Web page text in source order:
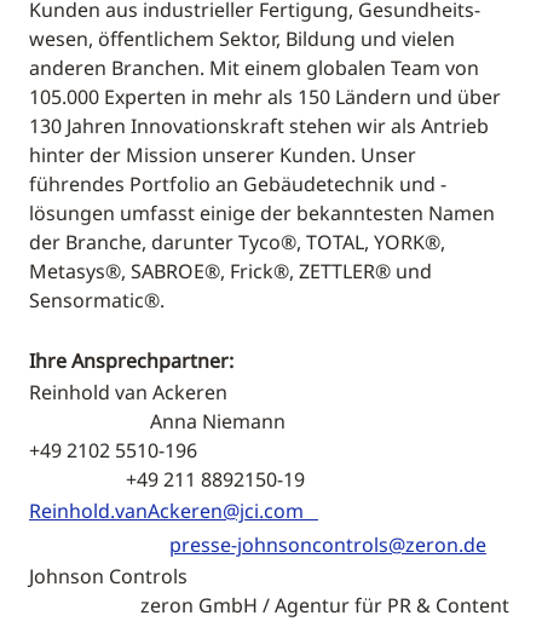
Kunden aus industrieller Fertigung, Gesundheits-
wesen, öffentlichem Sektor, Bildung und vielen
anderen Branchen. Mit einem globalen Team von
105.000 Experten in mehr als 150 Ländern und über
130 Jahren Innovationskraft stehen wir als Antrieb
hinter der Mission unserer Kunden. Unser
führendes Portfolio an Gebäudetechnik und -
lösungen umfasst einige der bekanntesten Namen
der Branche, darunter Tyco®, TOTAL, YORK®,
Metasys®, SABROE®, Frick®, ZETTLER® und
Sensormatic®.
Ihre Ansprechpartner:
Reinhold van Ackeren
Anna Niemann
+49 2102 5510-196
+49 211 8892150-19
Reinhold.vanAckeren@jci.com
presse-johnsoncontrols@zeron.de
Johnson Controls
zeron GmbH / Agentur für PR & Content